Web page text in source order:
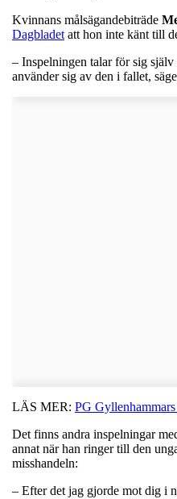
Kvinnans målsägandebiträde
Dagbladet att hon inte känt till
– Inspelningen talar för sig
använder sig av den i fallet,
LÄS MER: PG
Det finns andra inspelningar
annat när han ringer till den
misshandeln:
– Efter det jag gjorde mot dig i